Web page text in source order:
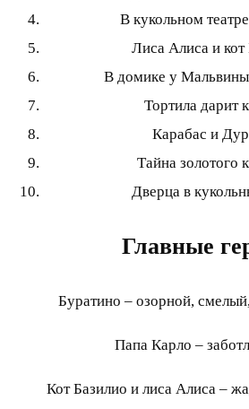
В кукольном
Лиса Алиса и кот
В домике у
Тортила дарит
Карабас и
Тайна золотого
Дверца в
Главные
Буратино – озорной,
Папа Карло –
Кот Базилио и лиса Алиса –